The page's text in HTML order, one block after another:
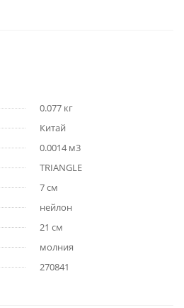
0.077 кг
Китай
0.0014 м3
TRIANGLE
7 см
нейлон
21 см
молния
270841